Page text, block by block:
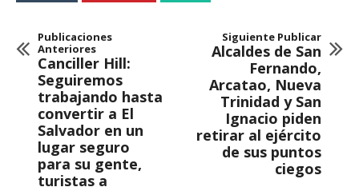
Publicaciones
Anteriores
Canciller Hill:
Seguiremos
trabajando hasta
convertir a El
Salvador en un
lugar seguro
para su gente,
turistas a
Siguiente Publicar
Alcaldes de San
Fernando,
Arcatao, Nueva
Trinidad y San
Ignacio piden
retirar al ejército
de sus puntos
ciegos